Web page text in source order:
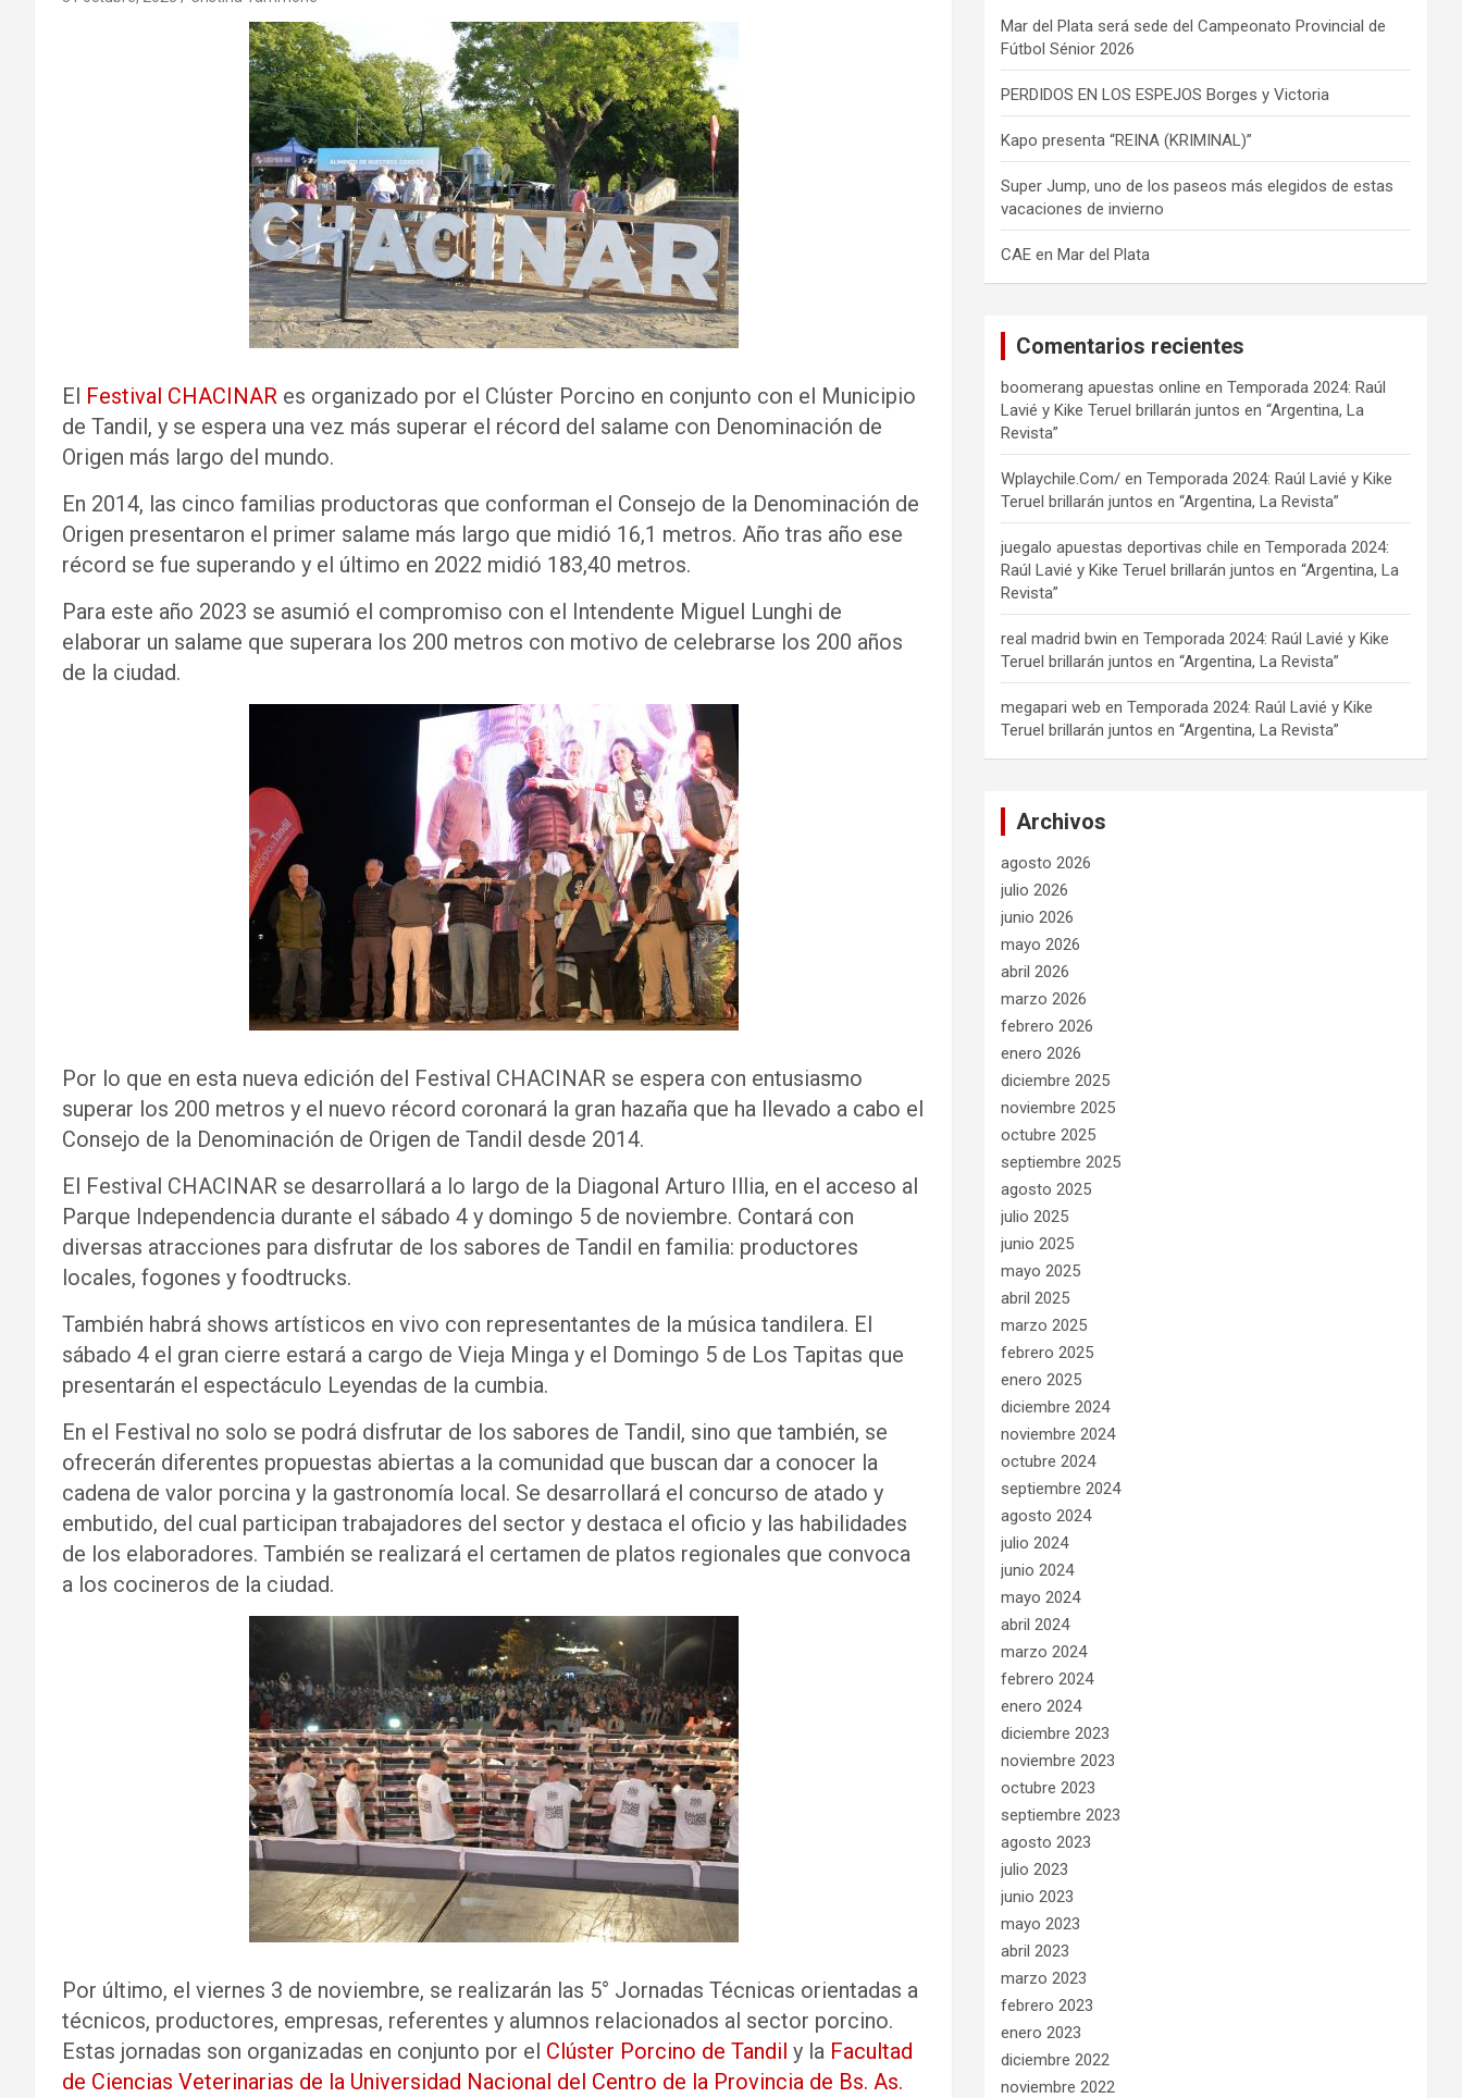
El Festival CHACINAR es organizado por el Clúster Porcino en conjunto con el Municipio
de Tandil, y se espera una vez más superar el récord del salame con Denominación de
Origen más largo del mundo.
En 2014, las cinco familias productoras que conforman el Consejo de la Denominación de
Origen presentaron el primer salame más largo que midió 16,1 metros. Año tras año ese
récord se fue superando y el último en 2022 midió 183,40 metros.
Para este año 2023 se asumió el compromiso con el Intendente Miguel Lunghi de
elaborar un salame que superara los 200 metros con motivo de celebrarse los 200 años
de la ciudad.
Por lo que en esta nueva edición del Festival CHACINAR se espera con entusiasmo
superar los 200 metros y el nuevo récord coronará la gran hazaña que ha llevado a cabo el
Consejo de la Denominación de Origen de Tandil desde 2014.
El Festival CHACINAR se desarrollará a lo largo de la Diagonal Arturo Illia, en el acceso al
Parque Independencia durante el sábado 4 y domingo 5 de noviembre. Contará con
diversas atracciones para disfrutar de los sabores de Tandil en familia: productores
locales, fogones y foodtrucks.
También habrá shows artísticos en vivo con representantes de la música tandilera. El
sábado 4 el gran cierre estará a cargo de Vieja Minga y el Domingo 5 de Los Tapitas que
presentarán el espectáculo Leyendas de la cumbia.
En el Festival no solo se podrá disfrutar de los sabores de Tandil, sino que también, se
ofrecerán diferentes propuestas abiertas a la comunidad que buscan dar a conocer la
cadena de valor porcina y la gastronomía local. Se desarrollará el concurso de atado y
embutido, del cual participan trabajadores del sector y destaca el oficio y las habilidades
de los elaboradores. También se realizará el certamen de platos regionales que convoca
a los cocineros de la ciudad.
Por último, el viernes 3 de noviembre, se realizarán las 5° Jornadas Técnicas orientadas a
técnicos, productores, empresas, referentes y alumnos relacionados al sector porcino.
Estas jornadas son organizadas en conjunto por el Clúster Porcino de Tandil y la Facultad
de Ciencias Veterinarias de la Universidad Nacional del Centro de la Provincia de Bs. As.
Mar del Plata será sede del Campeonato Provincial de
Fútbol Sénior 2026
PERDIDOS EN LOS ESPEJOS Borges y Victoria
Kapo presenta “REINA (KRIMINAL)”
Super Jump, uno de los paseos más elegidos de estas
vacaciones de invierno
CAE en Mar del Plata
Comentarios recientes
boomerang apuestas online enTemporada 2024: Raúl
Lavié y Kike Teruel brillarán juntos en “Argentina, La
Revista”
Wplaychile.Com/ enTemporada 2024: Raúl Lavié y Kike
Teruel brillarán juntos en “Argentina, La Revista”
juegalo apuestas deportivas chile enTemporada 2024:
Raúl Lavié y Kike Teruel brillarán juntos en “Argentina, La
Revista”
real madrid bwin enTemporada 2024: Raúl Lavié y Kike
Teruel brillarán juntos en “Argentina, La Revista”
megapari web enTemporada 2024: Raúl Lavié y Kike
Teruel brillarán juntos en “Argentina, La Revista”
Archivos
agosto 2026
julio 2026
junio 2026
mayo 2026
abril 2026
marzo 2026
febrero 2026
enero 2026
diciembre 2025
noviembre 2025
octubre 2025
septiembre 2025
agosto 2025
julio 2025
junio 2025
mayo 2025
abril 2025
marzo 2025
febrero 2025
enero 2025
diciembre 2024
noviembre 2024
octubre 2024
septiembre 2024
agosto 2024
julio 2024
junio 2024
mayo 2024
abril 2024
marzo 2024
febrero 2024
enero 2024
diciembre 2023
noviembre 2023
octubre 2023
septiembre 2023
agosto 2023
julio 2023
junio 2023
mayo 2023
abril 2023
marzo 2023
febrero 2023
enero 2023
diciembre 2022
noviembre 2022